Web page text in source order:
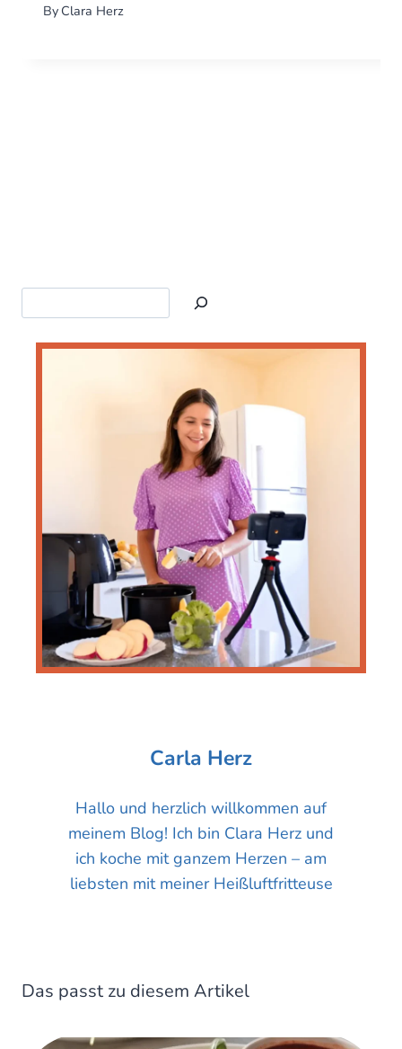
By Clara Herz
Carla Herz
Hallo und herzlich willkommen auf
meinem Blog! Ich bin Clara Herz und
ich koche mit ganzem Herzen – am
liebsten mit meiner Heißluftfritteuse
Das passt zu diesem Artikel